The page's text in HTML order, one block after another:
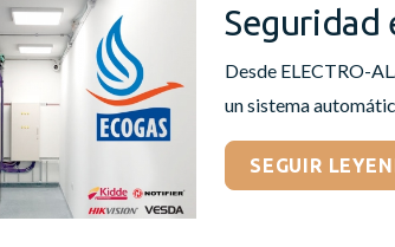
Seguridad
Desde ELECTRO-
un sistema
SEGUIR